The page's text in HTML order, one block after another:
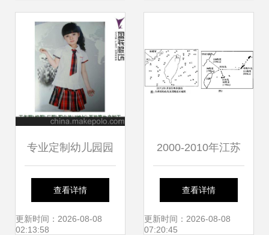
门市仙岳小学参与
互动
专业定制幼儿园园
服、小学生校服与
表演服装——厦门
查看详情
更新时间：2026-08-08
02:13:58
2000-2010年江苏
某城市工厂数量空
间变化分析
查看详情
更新时间：2026-08-08
07:20:45